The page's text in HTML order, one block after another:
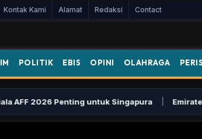
Kontak Kami Alamat Redaksi Contact
POLITIK EBIS OPINI OLAHRAGA
2026 Penting untuk Singapura | Emirates